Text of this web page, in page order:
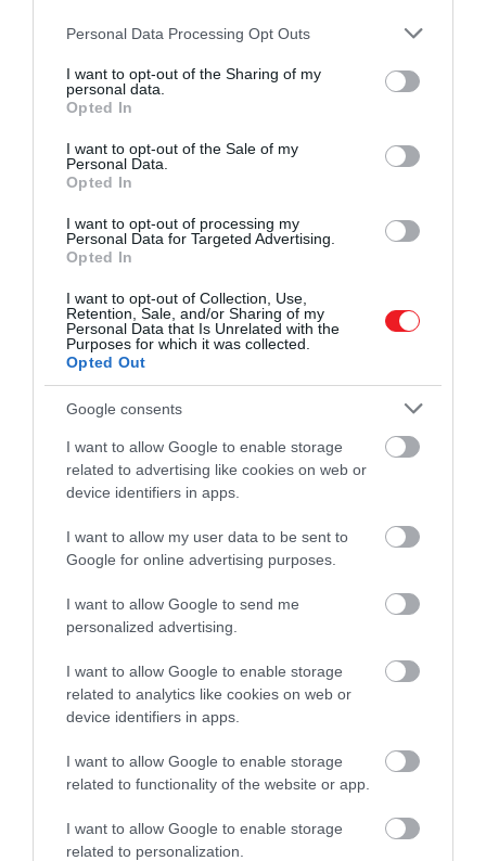
Please note that this website/app uses one or more Google
not limited to your visit or usage behaviour. You may click to
grant or deny consent to Google and its third-party tags to
use your data for below specified purposes in below Google
consent section.
Personal Data Processing Opt Outs
I want to opt-out of the Sharing of my
personal data.
Opted In
I want to opt-out of the Sale of my
Personal Data.
Opted In
I want to opt-out of processing my
Personal Data for Targeted Advertising.
Opted In
I want to opt-out of Collection, Use,
Retention, Sale, and/or Sharing of my
Personal Data that Is Unrelated with the
Purposes for which it was collected.
Opted Out
Google consents
I want to allow Google to enable storage
related to advertising like cookies on web or
device identifiers in apps.
I want to allow my user data to be sent to
Google for online advertising purposes.
I want to allow Google to send me
personalized advertising.
I want to allow Google to enable storage
related to analytics like cookies on web or
device identifiers in apps.
I want to allow Google to enable storage
related to functionality of the website or app.
I want to allow Google to enable storage
related to personalization.
és az egzotikus pacsuli áll, ezért a legjobb férfi
másrészt a frissesség kedvelőinek!
A tusfürdőben található bojtorján kivonat nyugtató
revitalizáló hatású mimóza pedig kiválóan kiegészíti
ezt a hatást. A formula természetes eredetű
változtatják meg a bőr ph-egyensúlyát és nem
irritálják a hámréteget. Bőrgyógyászatilag tesztelt
termék.
6. Old Spice Whitewater Shower Gel
Az igazán híres tusfürdő alkotói különös figyelmet
fordítottak az illatra, amely annyira kellemes és friss,
legjobb tusfürdőként az aroma sokáig a bőrön
marad, miközben hatékony védelmet nyújt a
7. W7 Mister Hair & Body Wash
A W7 Mister Hair & Body Wash egy gyors és
egyszerű 2 az 1-ben haj- és testmosó szer. Úgy lett
bőr tapinthatóan puhább lesz, és egész nap friss és
üde marad.
8. Clochee Men Refreshing Cleansing Body Gel